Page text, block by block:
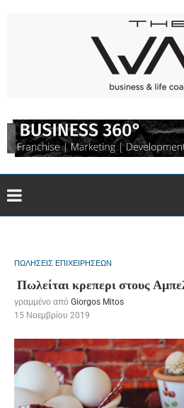
ΠΩΛΗΣΕΙΣ ΕΠΙΧΕΙΡΗΣΕΩΝ
Πωλείται κρεπερι στους
γραμμένο από Giorgos Mitos
15 Νοεμβρίου 2019